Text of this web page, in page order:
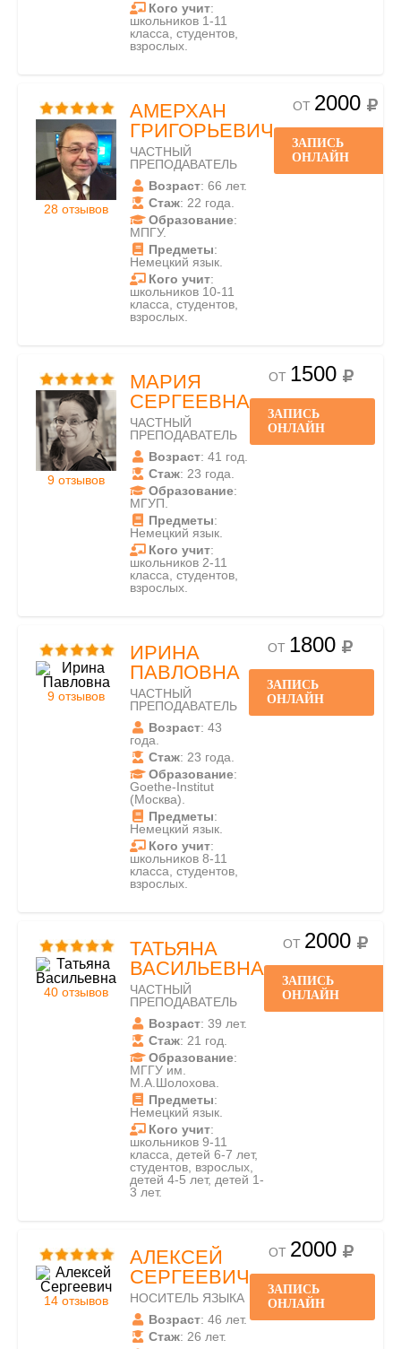
Кого учит:
школьников 1-11
класса, студентов,
взрослых.
28 отзывов
АМЕРХАН
ГРИГОРЬЕВИЧ
ЧАСТНЫЙ
ПРЕПОДАВАТЕЛЬ
Возраст: 66 лет.
Стаж: 22 года.
Образование:
МПГУ.
Предметы:
Немецкий язык.
Кого учит:
школьников 10-11
класса, студентов,
взрослых.
ОТ 2000
ЗАПИСЬ
ОНЛАЙН
9 отзывов
МАРИЯ
СЕРГЕЕВНА
ЧАСТНЫЙ
ПРЕПОДАВАТЕЛЬ
Возраст: 41 год.
Стаж: 23 года.
Образование:
МГУП.
Предметы:
Немецкий язык.
Кого учит:
школьников 2-11
класса, студентов,
взрослых.
ОТ 1500
ЗАПИСЬ
ОНЛАЙН
9 отзывов
ИРИНА
ПАВЛОВНА
ЧАСТНЫЙ
ПРЕПОДАВАТЕЛЬ
Возраст: 43
года.
Стаж: 23 года.
Образование:
Goethe-Institut
(Москва).
Предметы:
Немецкий язык.
Кого учит:
школьников 8-11
класса, студентов,
взрослых.
ОТ 1800
ЗАПИСЬ
ОНЛАЙН
40 отзывов
ТАТЬЯНА
ВАСИЛЬЕВНА
ЧАСТНЫЙ
ПРЕПОДАВАТЕЛЬ
Возраст: 39 лет.
Стаж: 21 год.
Образование:
МГГУ им.
М.А.Шолохова.
Предметы:
Немецкий язык.
Кого учит:
школьников 9-11
класса, детей 6-7 лет,
студентов, взрослых,
детей 4-5 лет, детей 1-
3 лет.
ОТ 2000
ЗАПИСЬ
ОНЛАЙН
14 отзывов
АЛЕКСЕЙ
СЕРГЕЕВИЧ
НОСИТЕЛЬ ЯЗЫКА
Возраст: 46 лет.
Стаж: 26 лет.
ОТ 2000
ЗАПИСЬ
ОНЛАЙН